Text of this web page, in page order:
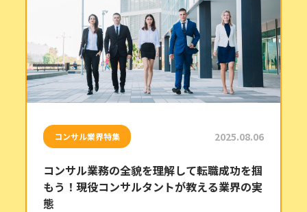
コンサル業界特集 2025.08.06
コンサル業務の全貌を理解して転職成功を掴
もう！現役コンサルタントが教える業界の実
態